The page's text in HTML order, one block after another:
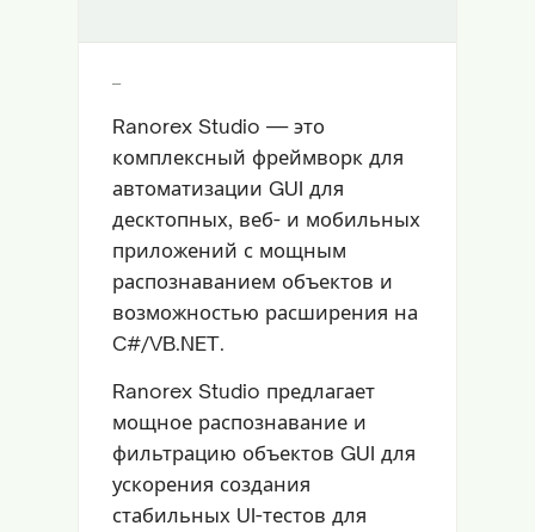
—
Ranorex Studio — это
комплексный фреймворк для
автоматизации GUI для
десктопных, веб- и мобильных
приложений с мощным
распознаванием объектов и
возможностью расширения на
C#/VB.NET.
Ranorex Studio предлагает
мощное распознавание и
фильтрацию объектов GUI для
ускорения создания
стабильных UI-тестов для